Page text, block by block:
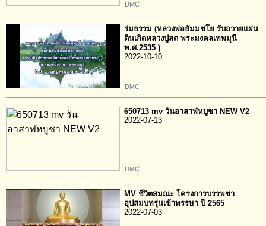
DMC
ร่มธรรม (หลวงพ่อธัมมชโย รับถวายแผ่น
ดินเกิดหลวงปู่สด พระมงคลเทพมุนี
พ.ศ.2535 )
2022-10-10
DMC
650713 mv วันอาสาฬหบูชา NEW V2
2022-07-13
DMC
MV ชีวิตสมณะ โครงการบรรพชา
อุปสมบทรุ่นเข้าพรรษา ปี 2565
2022-07-03